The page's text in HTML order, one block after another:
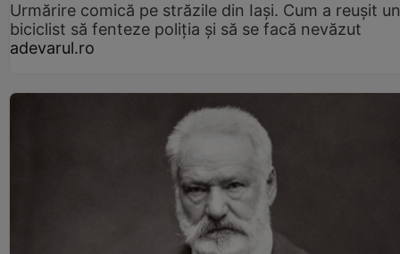
Urmărire comică pe străzile din Iași. Cum a reușit un
biciclist să fenteze poliția și să se facă nevăzut
adevarul.ro